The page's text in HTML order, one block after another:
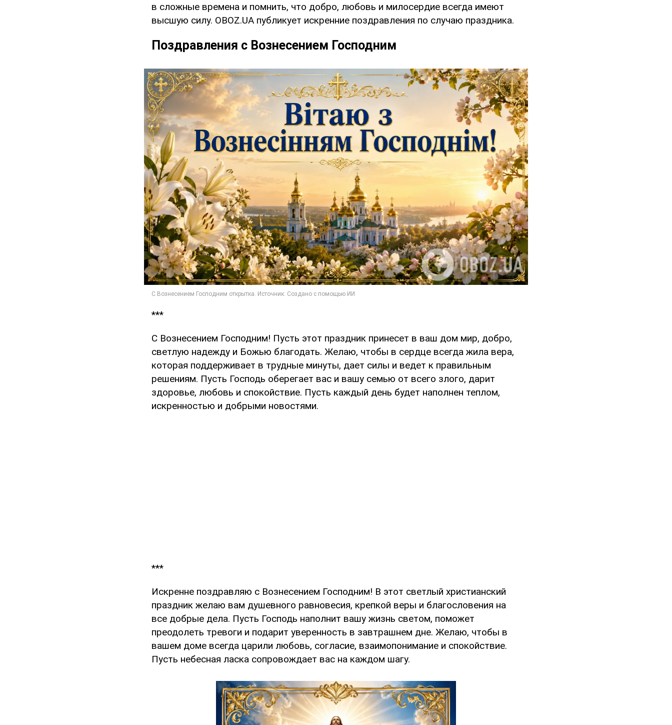
в сложные времена и помнить, что добро, любовь и милосердие всегда имеют
высшую силу. OBOZ.UA публикует искренние поздравления по случаю праздника.
Поздравления с Вознесением Господним
***
С Вознесением Господним! Пусть этот праздник принесет в ваш дом мир, добро,
светлую надежду и Божью благодать. Желаю, чтобы в сердце всегда жила вера,
которая поддерживает в трудные минуты, дает силы и ведет к правильным
решениям. Пусть Господь оберегает вас и вашу семью от всего злого, дарит
здоровье, любовь и спокойствие. Пусть каждый день будет наполнен теплом,
искренностью и добрыми новостями.
***
Искренне поздравляю с Вознесением Господним! В этот светлый христианский
праздник желаю вам душевного равновесия, крепкой веры и благословения на
все добрые дела. Пусть Господь наполнит вашу жизнь светом, поможет
преодолеть тревоги и подарит уверенность в завтрашнем дне. Желаю, чтобы в
вашем доме всегда царили любовь, согласие, взаимопонимание и спокойствие.
Пусть небесная ласка сопровождает вас на каждом шагу.